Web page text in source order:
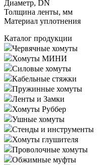
Диаметр, DN
Толщина ленты, мм
Материал уплотнения
Каталог продукции
Червячные хомуты
Хомуты МИНИ
Силовые хомуты
Кабельные стяжки
Пружинные хомуты
Ленты и Замки
Хомуты Руббер
Ушные хомуты
Стенды и инструменты
Хомуты глушителя
Проволочные хомуты
Обжимные муфты